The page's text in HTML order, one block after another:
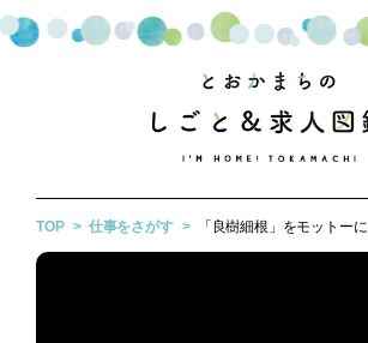
TOP 仕事をさがす 「良樹細根」をモットーに